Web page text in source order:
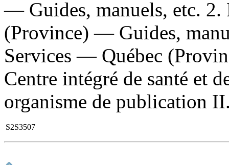
— Guides, manuels, etc. 2.
(Province) — Guides,
Services — Québec
Centre intégré de santé et
organisme de publication
S2S3507